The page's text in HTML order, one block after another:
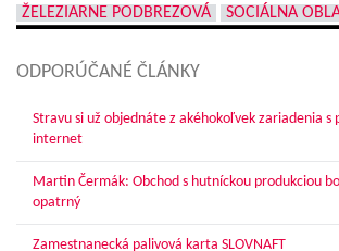
ŽELEZIARNE PODBREZOVÁ
SOCIÁLNA
ODPORÚČANÉ ČLÁNKY
Stravu si už objednáte z akéhokoľvek zariadenia s
internet
Martin Čermák: Obchod s hutníckou produkciou
opatrný
Zamestnanecká palivová karta SLOVNAFT